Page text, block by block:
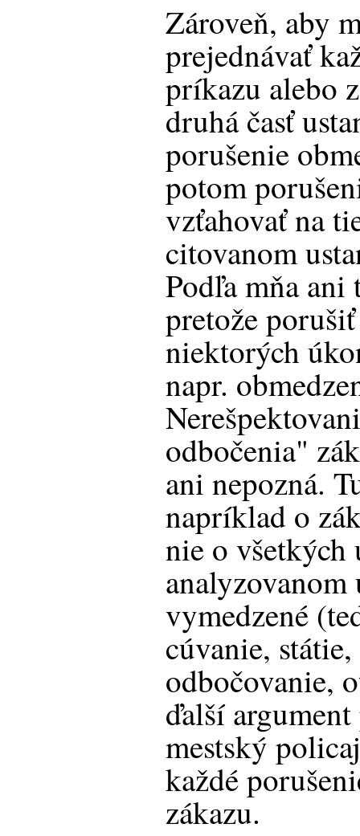
Zároveň, aby
prejednávať
príkazu alebo
druhá časť
porušenie
potom
vzťahovať na
citovanom
Podľa mňa ani
pretože
niektorých
napr.
odbočenia"
ani nepozná.
napríklad o
nie o všetkých
analyzovanom
vymedzené
cúvanie,
odbočovanie,
ďalší
mestský
každé
zákazu.